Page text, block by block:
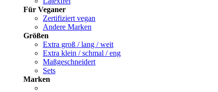
Für Veganer
Zertifiziert vegan
Andere Marken
Größen
Extra groß / lang / weit
Extra klein / schmal / eng
Maßgeschneidert
Sets
Marken